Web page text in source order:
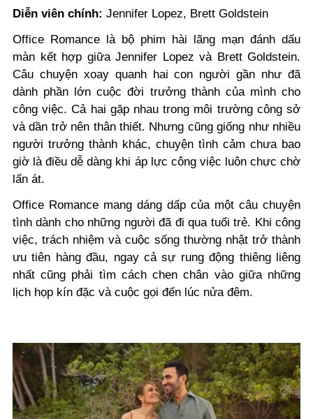
Diễn viên chính: Jennifer Lopez, Brett Goldstein
Office Romance là bộ phim hài lãng mạn đánh dấu
màn kết hợp giữa Jennifer Lopez và Brett Goldstein.
Câu chuyện xoay quanh hai con người gần như đã
dành phần lớn cuộc đời trưởng thành của mình cho
công việc.Cả hai gặp nhau trong môi trường công sở
và dần trở nên thân thiết. Nhưng cũng giống như nhiều
người trưởng thành khác, chuyện tình cảm chưa bao
giờ là điều dễ dàng khi áp lực công việc luôn chực chờ
lấn át.
Office Romance mang dáng dấp của một câu chuyện
tình dành cho những người đã đi qua tuổi trẻ. Khi công
việc, trách nhiệm và cuộc sống thường nhật trở thành
ưu tiên hàng đầu, ngay cả sự rung động thiêng liêng
nhất cũng phải tìm cách chen chân vào giữa những
lịch họp kín đặc và cuộc gọi đến lúc nửa đêm.